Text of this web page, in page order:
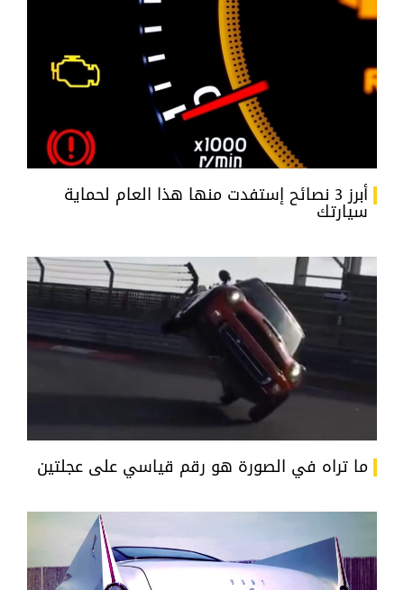
أبرز 3 نصائح إستفدت منها هذا العام لحماية
سيارتك
ما تراه في الصورة هو رقم قياسي على عجلتين